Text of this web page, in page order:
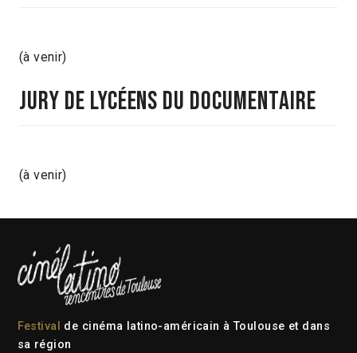
(à venir)
Jury de lycéens du documentaire
(à venir)
Festival
de cinéma latino-américain à Toulouse et dans
sa région